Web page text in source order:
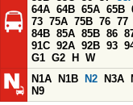
64A 64B 65A 65B
73 75A 75B 76 77
84B 85A 85B 86
91C 92A 92B 93
G1 G2 H
W
N1A
N1B N2 N3A
N9